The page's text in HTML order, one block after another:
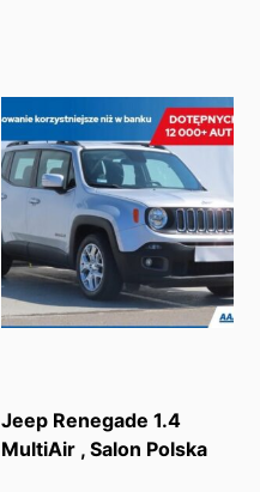
Jeep Renegade 1.4
MultiAir , Salon Polska